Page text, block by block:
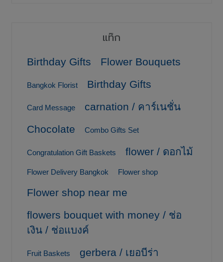
แท๊ก
Birthday Gifts Flower Bouquets
Bangkok Florist Birthday Gifts
Card Message
carnation / คาร์เนชั่น
Chocolate
Combo Gifts Set
Congratulation Gift Baskets flower / ดอกไม้
Flower Delivery Bangkok Flower shop
Flower shop near me
flowers bouquet with money / ช่อ
เงิน / ช่อแบงค์
Fruit Baskets gerbera / เยอบีร่า